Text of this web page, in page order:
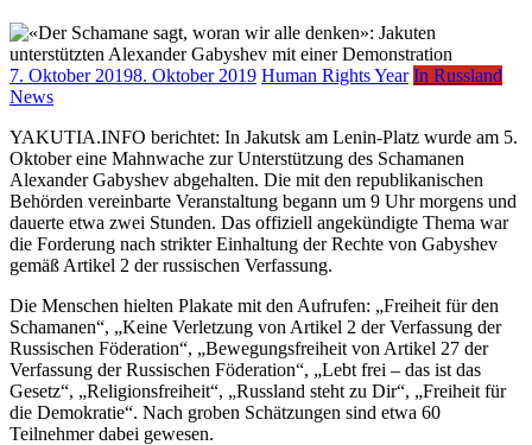
7. Oktober 20198. Oktober 2019 Human Rights Year In Russland
News
YAKUTIA.INFO berichtet: In Jakutsk am Lenin-Platz wurde am 5.
Oktober eine Mahnwache zur Unterstützung des Schamanen
Alexander Gabyshev abgehalten. Die mit den republikanischen
Behörden vereinbarte Veranstaltung begann um 9 Uhr morgens und
dauerte etwa zwei Stunden. Das offiziell angekündigte Thema war
die Forderung nach strikter Einhaltung der Rechte von Gabyshev
gemäß Artikel 2 der russischen Verfassung.
Die Menschen hielten Plakate mit den Aufrufen: „Freiheit für den
Schamanen“, „Keine Verletzung von Artikel 2 der Verfassung der
Russischen Föderation“, „Bewegungsfreiheit von Artikel 27 der
Verfassung der Russischen Föderation“, „Lebt frei – das ist das
Gesetz“, „Religionsfreiheit“, „Russland steht zu Dir“, „Freiheit für
die Demokratie“. Nach groben Schätzungen sind etwa 60
Teilnehmer dabei gewesen.